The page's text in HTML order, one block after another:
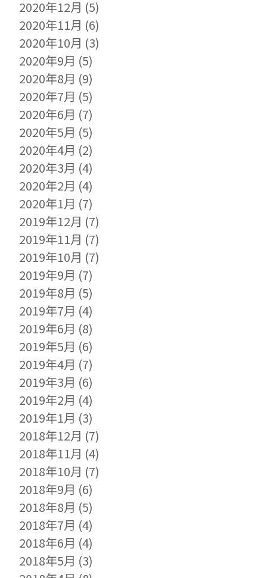
2020年12月 (5)
2020年11月 (6)
2020年10月 (3)
2020年9月 (5)
2020年8月 (9)
2020年7月 (5)
2020年6月 (7)
2020年5月 (5)
2020年4月 (2)
2020年3月 (4)
2020年2月 (4)
2020年1月 (7)
2019年12月 (7)
2019年11月 (7)
2019年10月 (7)
2019年9月 (7)
2019年8月 (5)
2019年7月 (4)
2019年6月 (8)
2019年5月 (6)
2019年4月 (7)
2019年3月 (6)
2019年2月 (4)
2019年1月 (3)
2018年12月 (7)
2018年11月 (4)
2018年10月 (7)
2018年9月 (6)
2018年8月 (5)
2018年7月 (4)
2018年6月 (4)
2018年5月 (3)